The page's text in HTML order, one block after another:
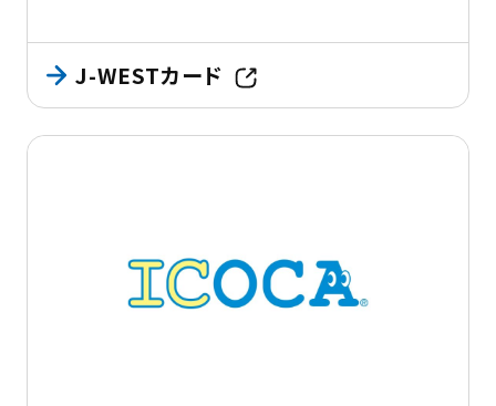
J-WESTカード